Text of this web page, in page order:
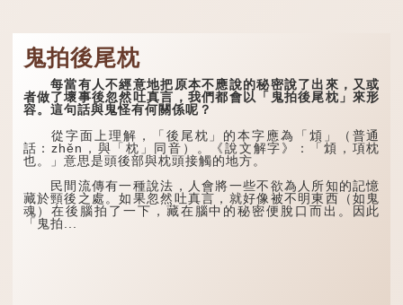
鬼拍後尾枕
每當有人不經意地把原本不應說的秘密說了出來，又或
者做了壞事後忽然吐真言，我們都會以「鬼拍後尾枕」來形
容。這句話與鬼怪有何關係呢？
從字面上理解，「後尾枕」的本字應為「䪴」（普通
話：zhěn，與「枕」同音）。《說文解字》：「䪴，項枕
也。」意思是頭後部與枕頭接觸的地方。
民間流傳有一種說法，人會將一些不欲為人所知的記憶
藏於頸後之處。如果忽然吐真言，就好像被不明東西（如鬼
魂）在後腦拍了一下，藏在腦中的秘密便脫口而出。因此
「鬼拍...